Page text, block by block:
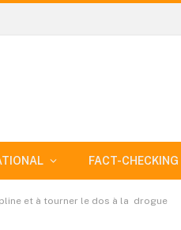
FACT-CHECKING
et à tourner le dos à la drogue